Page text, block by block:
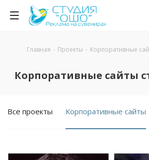
Главная - Проекты - Корпоративные
Корпоративные сайты
Все проекты Корпоративные сайты